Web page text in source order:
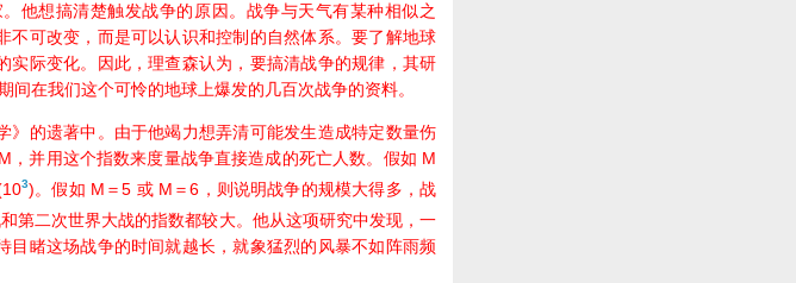
想搞清楚触发战争的原因。战争与天气有某种相似之
可改变，而是可以认识和控制的自然体系。要了解地球
际变化。因此，理查森认为，要搞清战争的规律，其研
在我们这个可怜的地球上爆发的几百次战争的资料。
的遗著中。由于他竭力想弄清可能发生造成特定数量伤
并用这个指数来度量战争直接造成的死亡人数。假如 M
3)。假如 M＝5 或 M＝6，则说明战争的规模大得多，战
第二次世界大战的指数都较大。他从这项研究中发现，一
睹这场战争的时间就越长，就象猛烈的风暴不如阵雨频